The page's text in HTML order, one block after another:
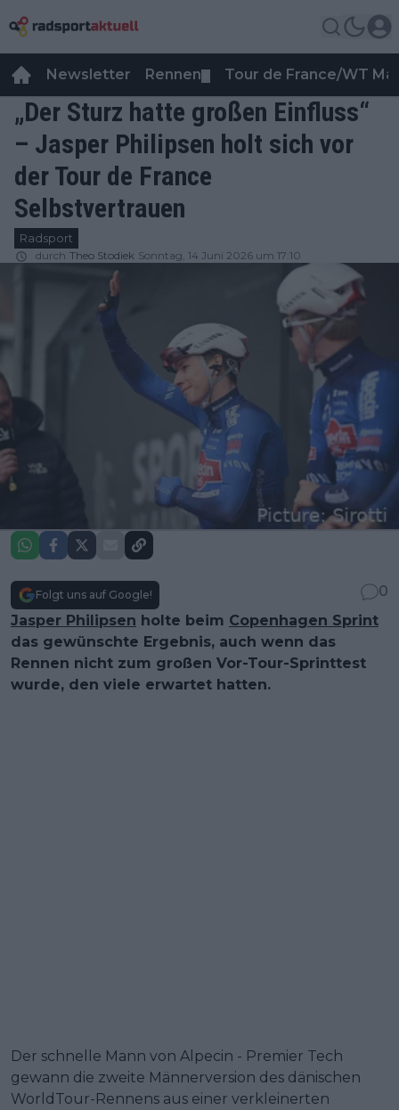
Newsletter Rennen Tour de France/WT
„Der Sturz hatte großen Einfluss“
– Jasper Philipsen holt sich vor
der Tour de France
Selbstvertrauen
Radsport
durch Theo Stodiek Sonntag, 14 Juni 2026 um 17:10
Folgt uns auf Google!
0
Jasper Philipsen holte beim Copenhagen Sprint
das gewünschte Ergebnis, auch wenn das
Rennen nicht zum großen Vor-Tour-Sprinttest
wurde, den viele erwartet hatten.
Der schnelle Mann von Alpecin - Premier Tech
gewann die zweite Männerversion des dänischen
WorldTour-Rennens aus einer verkleinerten